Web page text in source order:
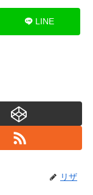
LINE
リザ